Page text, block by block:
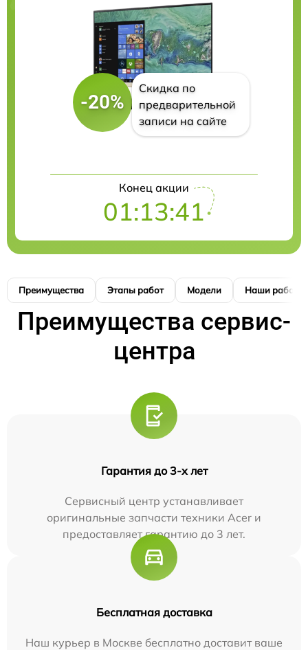
-20%
Скидка по
предварительной
записи на сайте
Конец акции
01:13:41
Преимущества Этапы работ Модели Наши работы
Преимущества сервис-
центра
Гарантия до 3-х лет
Сервисный центр устанавливает
оригинальные запчасти техники Acer и
предоставляет гарантию до 3 лет.
Бесплатная доставка
Наш курьер в Москве бесплатно доставит ваше